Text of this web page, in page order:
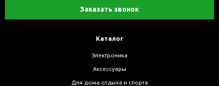
Заказать звонок
Каталог
Электроника
Аксессуары
Для дома отдыха и спорта